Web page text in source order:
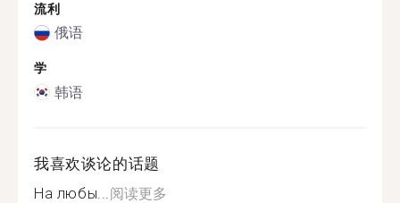
流利
俄语
学
韩语
我喜欢谈论的话题
На любы... 阅读更多